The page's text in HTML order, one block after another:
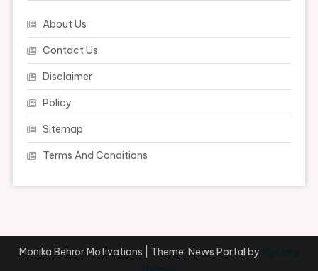
About Us
Contact Us
Disclaimer
Policy
Sitemap
Terms And Conditions
Monika Behror Motivations Theme: News Portal by Mystery